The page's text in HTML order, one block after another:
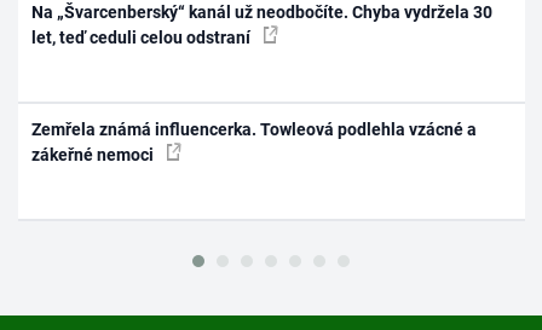
Na „Švarcenberský“ kanál už neodbočíte. Chyba vydržela 30
let, teď ceduli celou odstraní
Zemřela známá influencerka. Towleová podlehla vzácné a
zákeřné nemoci